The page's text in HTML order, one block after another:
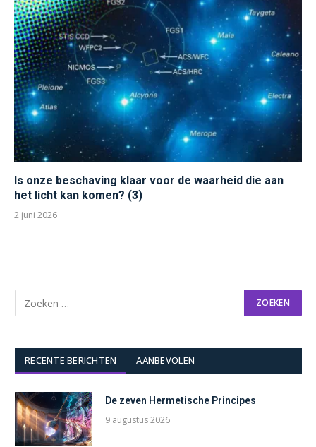
Is onze beschaving klaar voor de waarheid die aan
het licht kan komen? (3)
2 juni 2026
RECENTE BERICHTEN AANBEVOLEN
De zeven Hermetische Principes
9 augustus 2026